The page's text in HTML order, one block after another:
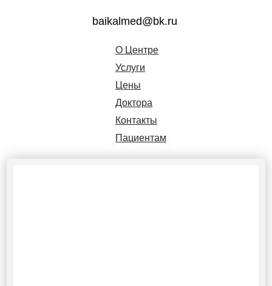
baikalmed@bk.ru
О Центре
Услуги
Цены
Доктора
Контакты
Пациентам